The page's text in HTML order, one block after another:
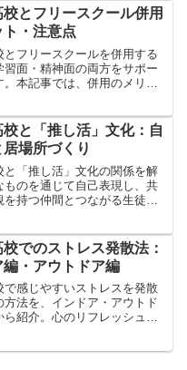
。とフリースクール併用
・注意点
とフリースクールを併用する
習面・精神面の両方をサポー
。本記事では、併用のメリッ
と「推し活」文化：自
場所づくり
と「推し活」文化の関係を解
ものを通じて自己表現し、共
持つ仲間とつながる生徒た
でのストレス発散法：
編・アウトドア編
で感じやすいストレスを発散
方法を、インドア・アウトド
ら紹介。心のリフレッシュや